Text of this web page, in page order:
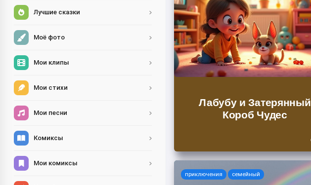
Лучшие сказки
Моё фото
Мои клипы
Мои стихи
Мои песни
Комиксы
Мои комиксы
Лабубу и Затерянный
Короб Чудес
приключения семейный